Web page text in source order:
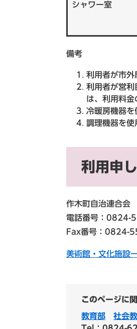
シャワー室
備考
利用者が市外
利用者が営利
は、利用料金
冷暖房機器を
調理機器を使
利用申
作木町自治連合会
電話番号：0824-
Fax番号：0824-
美術館・文化施設
このページに
教育部 社会